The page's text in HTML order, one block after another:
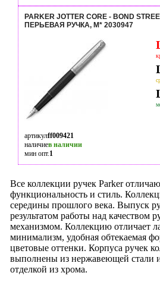
PARKER JOTTER CORE - BOND
ПЕРЬЕВАЯ РУЧКА, M* 2030947
артикулff009421
наличиев наличии
мин опт.1
Все коллекции ручек Parker
функциональность и стиль.
середины прошлого века. Выпуск
результатом работы над качеством
механизмом. Коллекцию отличает
минимализм, удобная обтекаемая
цветовые оттенки. Корпуса ручек
выполнены из нержавеющей стали
отделкой из хрома.